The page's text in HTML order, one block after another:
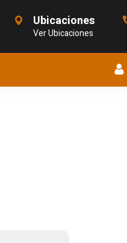
Ubicaciones
Ver Ubicaciones